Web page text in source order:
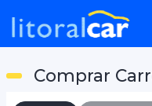
Comprar